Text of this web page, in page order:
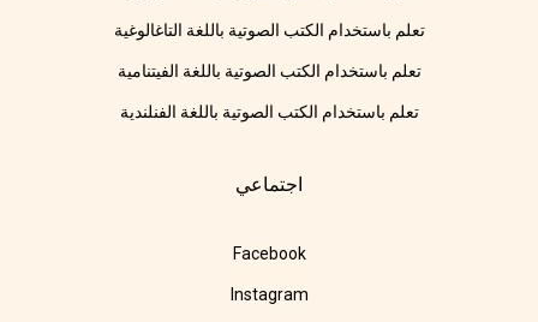
تعلم باستخدام الكتب الصوتية باللغة التاغالوغية
تعلم باستخدام الكتب الصوتية باللغة الفيتنامية
تعلم باستخدام الكتب الصوتية باللغة الفنلندية
اجتماعي
Facebook
Instagram